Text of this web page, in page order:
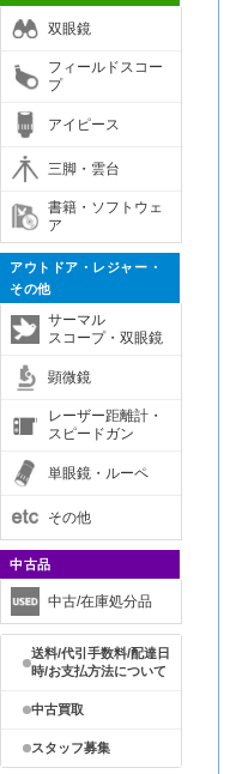
双眼鏡
フィールドスコー
プ
アイピース
三脚・雲台
書籍・ソフトウェ
ア
アウトドア・レジャー・
その他
サーマル
スコープ・双眼鏡
顕微鏡
レーザー距離計・
スピードガン
単眼鏡・ルーペ
その他
中古品
中古/在庫処分品
送料/代引手数料/配達日
時/お支払方法について
中古買取
スタッフ募集